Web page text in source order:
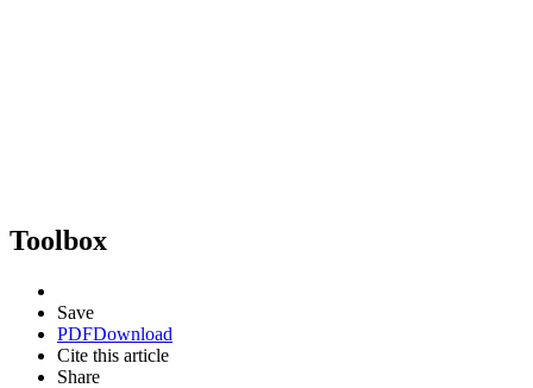
Toolbox
Save
PDFDownload
Cite this article
Share